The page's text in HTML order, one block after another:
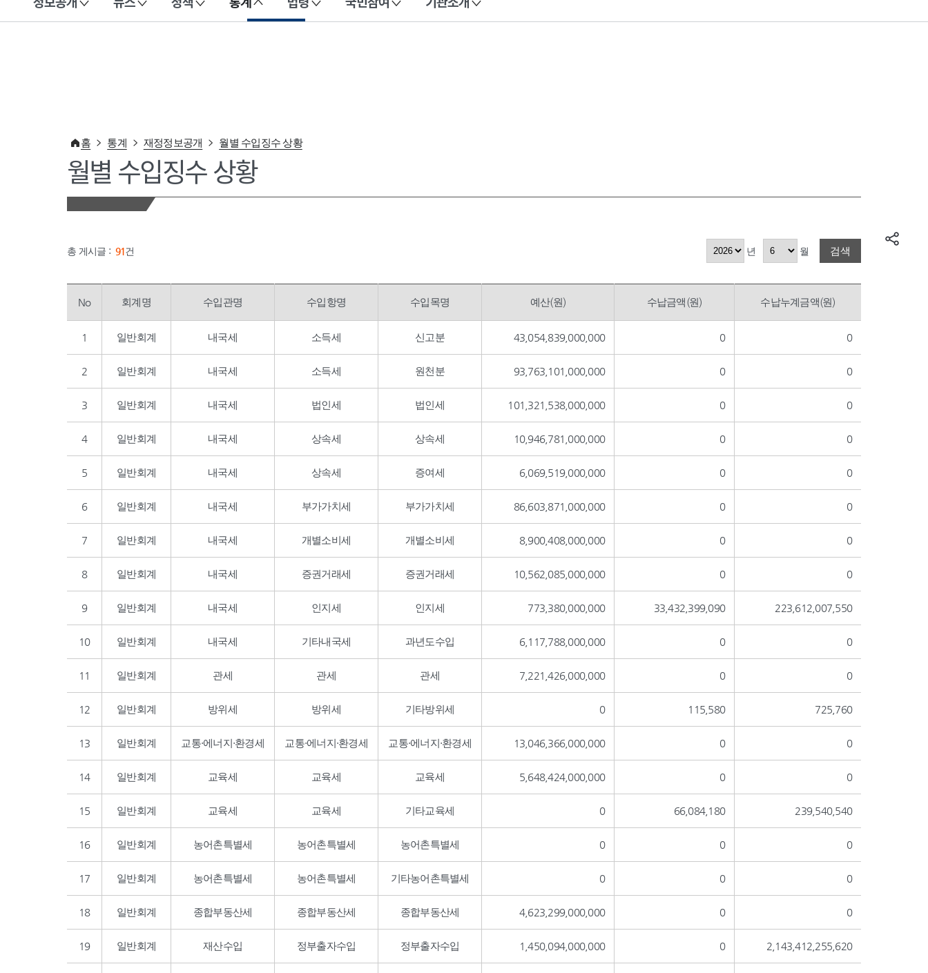
이 누리집은 대한민국 공식 전자정부 누리집입니다.
홈 통계 재정정보공개 월별 수입징수 상황
월별 수입징수 상황
총 게시글 : 91건 년 월 검색
No 회계명 수입관명 수입항명 수입목명 예산(원) 수납금액(원) 수납누계금액(원)
1 일반회계 내국세 소득세 신고분 43,054,839,000,000 0 0
2 일반회계 내국세 소득세 원천분 93,763,101,000,000 0 0
3 일반회계 내국세 법인세 법인세 101,321,538,000,000 0 0
4 일반회계 내국세 상속세 상속세 10,946,781,000,000 0 0
5 일반회계 내국세 상속세 증여세 6,069,519,000,000 0 0
6 일반회계 내국세 부가가치세 부가가치세 86,603,871,000,000 0 0
7 일반회계 내국세 개별소비세 개별소비세 8,900,408,000,000 0 0
8 일반회계 내국세 증권거래세 증권거래세 10,562,085,000,000 0 0
9 일반회계 내국세 인지세 인지세 773,380,000,000 33,432,399,090 223,612,007,550
10 일반회계 내국세 기타내국세 과년도수입 6,117,788,000,000 0 0
11 일반회계 관세 관세 관세 7,221,426,000,000 0 0
12 일반회계 방위세 방위세 기타방위세 0 115,580 725,760
13 일반회계 교통·에너지·환경세 교통·에너지·환경세 교통·에너지·환경세 13,046,366,000,000 0 0
14 일반회계 교육세 교육세 교육세 5,648,424,000,000 0 0
15 일반회계 교육세 교육세 기타교육세 0 66,084,180 239,540,540
16 일반회계 농어촌특별세 농어촌특별세 농어촌특별세 0 0 0
17 일반회계 농어촌특별세 농어촌특별세 기타농어촌특별세 0 0 0
18 일반회계 종합부동산세 종합부동산세 종합부동산세 4,623,299,000,000 0 0
19 일반회계 재산수입 정부출자수입 정부출자수입 1,450,094,000,000 0 2,143,412,255,620